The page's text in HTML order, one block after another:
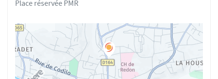
Place réservée PMR